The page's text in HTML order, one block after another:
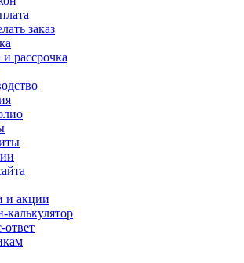
заказ
рассрочка
и акции
калькулятор
ответ